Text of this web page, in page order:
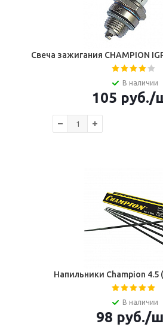
Свеча зажигания CHAMPION
В наличии
105 руб./
Напильники Champion 4.5
В наличии
98 руб./